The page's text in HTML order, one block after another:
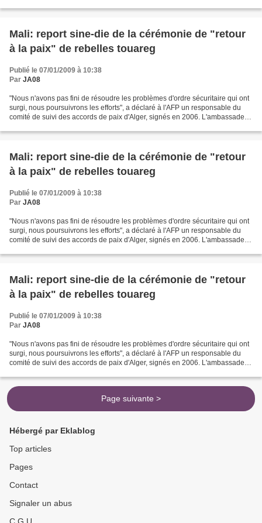
Mali: report sine-die de la cérémonie de "retour
à la paix" de rebelles touareg
Publié le 07/01/2009 à 10:38
Par JA08
"Nous n'avons pas fini de résoudre les problèmes d'ordre sécuritaire qui ont
surgi, nous poursuivrons les efforts", a déclaré à l'AFP un responsable du
comité de suivi des accords de paix d'Alger, signés en 2006. L'ambassadeur
Mali: report sine-die de la cérémonie de "retour
à la paix" de rebelles touareg
Publié le 07/01/2009 à 10:38
Par JA08
"Nous n'avons pas fini de résoudre les problèmes d'ordre sécuritaire qui ont
surgi, nous poursuivrons les efforts", a déclaré à l'AFP un responsable du
comité de suivi des accords de paix d'Alger, signés en 2006. L'ambassadeur
Mali: report sine-die de la cérémonie de "retour
à la paix" de rebelles touareg
Publié le 07/01/2009 à 10:38
Par JA08
"Nous n'avons pas fini de résoudre les problèmes d'ordre sécuritaire qui ont
surgi, nous poursuivrons les efforts", a déclaré à l'AFP un responsable du
comité de suivi des accords de paix d'Alger, signés en 2006. L'ambassadeur
Page suivante >
Hébergé par Eklablog
Top articles
Pages
Contact
Signaler un abus